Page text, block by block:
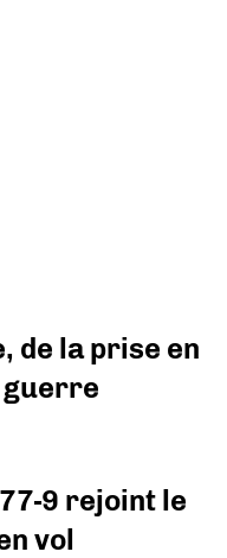
de la prise en
guerre
9 rejoint le
vol